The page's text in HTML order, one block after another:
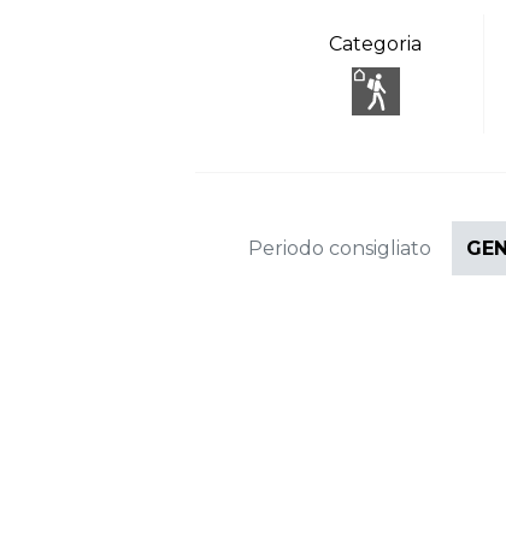
Categoria
Periodo consigliato GEN